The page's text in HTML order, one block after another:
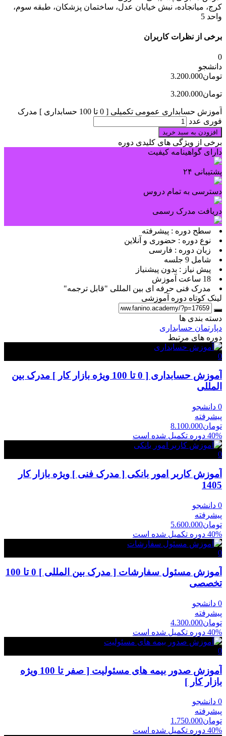
کرج، میانجاده، نبش خیابان عدل، ساختمان پزشکان، طبقه سوم،
واحد 5
برخی از نظرات کاربران
0
دانشجو
تومان3.200.000
تومان3.200.000
آموزش حسابداری عمومی تکمیلی [ 0 تا 100 حسابداری ] مدرک
فوری عدد
افزودن به سبد خرید
برخی از ویژگی های کلیدی دوره
دارای گواهینامه کیفیت
پشتیبانی ۲۴
دسترسی به تمام دروس
دریافت مدرک رسمی
سطح دوره : پیشرفته
نوع دوره : حضوری و آنلاین
زبان دوره : فارسی
شامل 9 جلسه
پیش نیاز : بدون پیشنیاز
18 ساعت آموزش
مدرک فنی حرفه ای بین المللی "قابل ترجمه"
لینک کوتاه دوره آموزشی
دسته بندی ها
دپارتمان حسابداری
دوره های مرتبط
0
آموزش حسابداری [ 0 تا 100 ویژه بازار کار ] مدرک بین
المللی
0 دانشجو
پیشرفته
تومان8.100.000
40% دوره تکمیل شده است
0
آموزش کاربر امور بانکی [ مدرک فنی ] ویژه بازار کار
1405
0 دانشجو
پیشرفته
تومان5.600.000
40% دوره تکمیل شده است
0
آموزش مسئول سفارشات [ مدرک بین المللی ] 0 تا 100
تخصصی
0 دانشجو
پیشرفته
تومان4.300.000
40% دوره تکمیل شده است
0
آموزش صدور بیمه های مسئولیت [ صفر تا 100 ویژه
بازار کار ]
0 دانشجو
پیشرفته
تومان1.750.000
40% دوره تکمیل شده است